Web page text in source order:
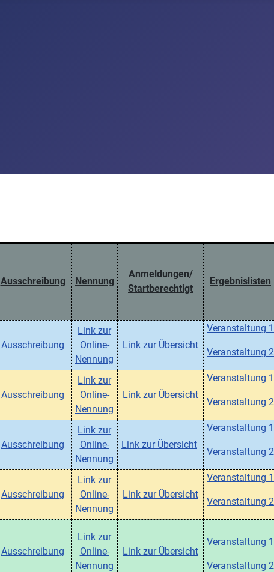
Ausschreibung Nennung
Anmeldungen/
Startberechtigt
Ergebnislisten
Ausschreibung
Link zur
Online-
Nennung
Link zur Übersicht
Veranstaltung 1
Veranstaltung 2
Ausschreibung
Link zur
Online-
Nennung
Link zur Übersicht
Veranstaltung 1
Veranstaltung 2
Ausschreibung
Link zur
Online-
Nennung
Link zur Übersicht
Veranstaltung 1
Veranstaltung 2
Ausschreibung
Link zur
Online-
Nennung
Link zur Übersicht
Veranstaltung 1
Veranstaltung 2
Ausschreibung
Link zur
Online-
Nennung
Link zur Übersicht
Veranstaltung 1
Veranstaltung 2